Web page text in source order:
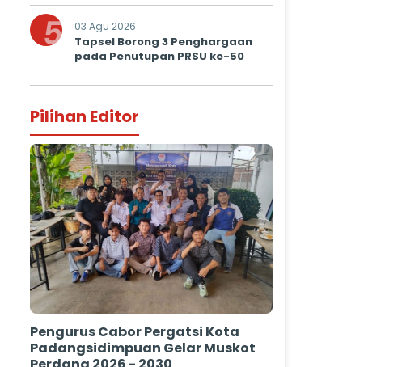
5 03 Agu 2026
Tapsel Borong 3 Penghargaan
pada Penutupan PRSU ke-50
Pilihan Editor
Pengurus Cabor Pergatsi Kota
Padangsidimpuan Gelar Muskot